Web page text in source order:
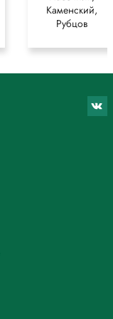
Каменский,
Рубцов